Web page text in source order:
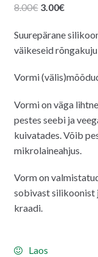
8.00€ Algne
oli:
8.00€.
3.00€
on:
3.00€.
Suurepärane
väikeseid
Vormi
Vormi on väga
pestes seebi ja
kuivatades. Võib
mikrolaineahjus.
Vorm on
sobivast silikoonist
kraadi.
Laos